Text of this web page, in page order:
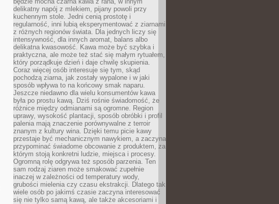
delikatny napój z mlekiem, pijany powoli przy
kuchennym stole. Jedni cenią prostotę i
regularność, inni lubią eksperymentować z ziarnami
z różnych regionów świata. Dla jednych liczy się
intensywność, dla innych aromat, balans albo
delikatna kwasowość. Kawa może być szybka i
praktyczna, ale może też stać się małym rytuałem,
który porządkuje dzień i daje chwilę skupienia.
Coraz więcej osób interesuje się tym, skąd
pochodzą ziarna, jak zostały wypalone i w jaki
sposób wpływa to na końcowy smak naparu.
Jeszcze niedawno dla wielu konsumentów kawa
była po prostu kawą. Dziś rośnie świadomość, że
różnice między odmianami są ogromne. Region
uprawy, wysokość plantacji, sposób obróbki i profil
palenia mają znaczenie porównywalne z terroir
znanym z kultury wina. Dzięki temu picie kawy
przestaje być mechanicznym nawykiem, a zaczyna
przypominać świadome obcowanie z produktem, za
którym stoją konkretni ludzie, miejsca i procesy.
Ogromną rolę odgrywa też sposób parzenia. Ten
sam rodzaj ziaren może smakować zupełnie
inaczej w zależności od temperatury wody,
grubości mielenia czy czasu ekstrakcji. Dlatego tak
wiele osób po jakimś czasie zaczyna interesować
się nie tylko samą kawą, ale także akcesoriami i